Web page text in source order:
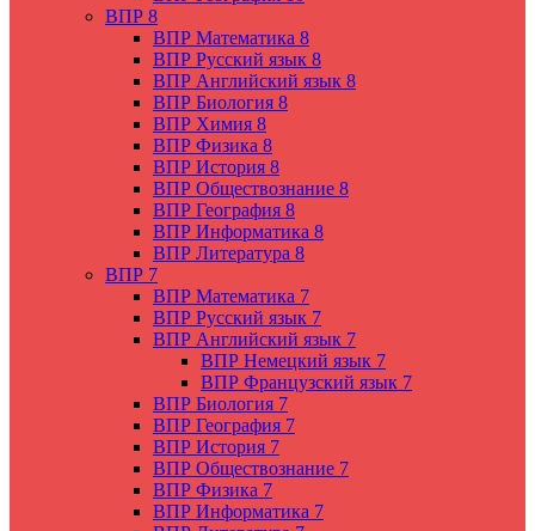
ВПР 8
ВПР Математика 8
ВПР Русский язык 8
ВПР Английский язык 8
ВПР Биология 8
ВПР Химия 8
ВПР Физика 8
ВПР История 8
ВПР Обществознание 8
ВПР География 8
ВПР Информатика 8
ВПР Литература 8
ВПР 7
ВПР Математика 7
ВПР Русский язык 7
ВПР Английский язык 7
ВПР Немецкий язык 7
ВПР Французский язык 7
ВПР Биология 7
ВПР География 7
ВПР История 7
ВПР Обществознание 7
ВПР Физика 7
ВПР Информатика 7